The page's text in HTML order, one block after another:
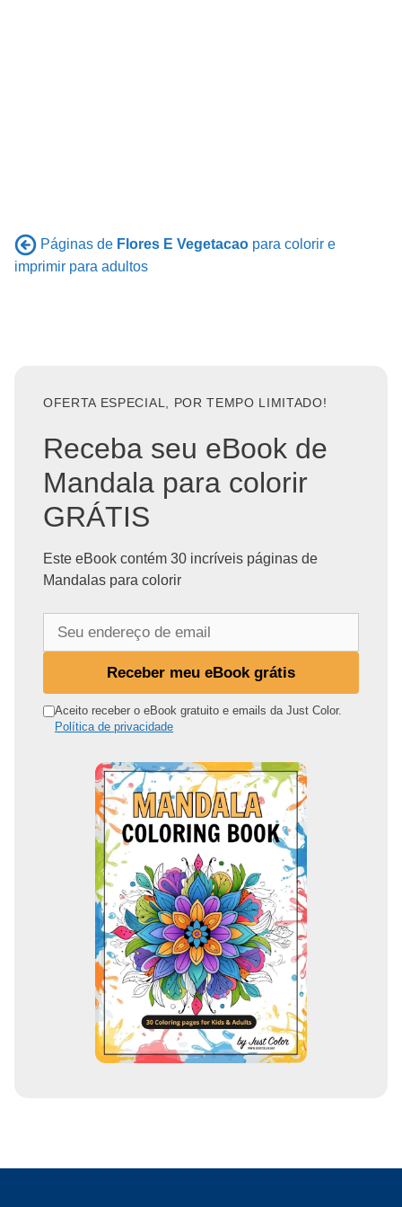
Páginas de Flores E Vegetacao para colorir e
imprimir para adultos
OFERTA ESPECIAL, POR TEMPO LIMITADO!
Receba seu eBook de
Mandala para colorir
GRÁTIS
Este eBook contém 30 incríveis páginas de
Mandalas para colorir
n
Receber meu eBook grátis
Aceito receber o eBook gratuito e emails da Just Color.
Política de privacidade